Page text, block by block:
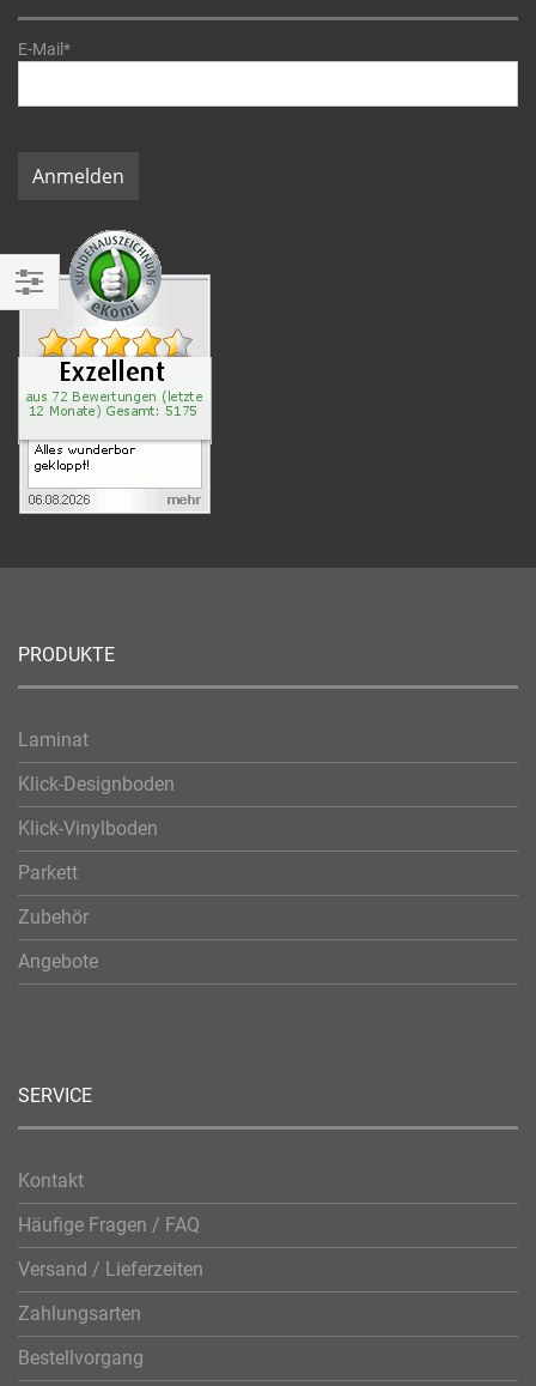
Einkaufen
nach
E-Mail*
Anmelden
PRODUKTE
Laminat
Klick-Designboden
Klick-Vinylboden
Parkett
Zubehör
Angebote
SERVICE
Kontakt
Häufige Fragen / FAQ
Versand / Lieferzeiten
Zahlungsarten
Bestellvorgang